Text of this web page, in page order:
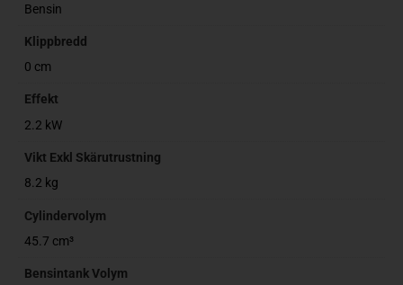
Bensin
Klippbredd
0 cm
Effekt
2.2 kW
Vikt Exkl Skärutrustning
8.2 kg
Cylindervolym
45.7 cm³
Bensintank Volym